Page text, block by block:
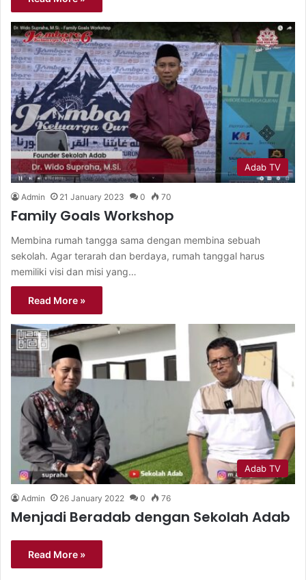
Adab TV
Admin 21 January 2023 0 70
Family Goals Workshop
Membina rumah tangga sama dengan membina sebuah
sekolah. Agar terarah dan berdaya, rumah tanggal harus
memiliki visi dan misi yang…
Read More »
Adab TV
Admin 26 January 2022 0 76
Menjadi Beradab dengan Sekolah Adab
Read More »